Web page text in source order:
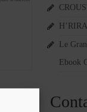
Le
Ebook